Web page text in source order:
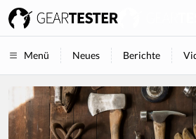
Menü Neues Berichte